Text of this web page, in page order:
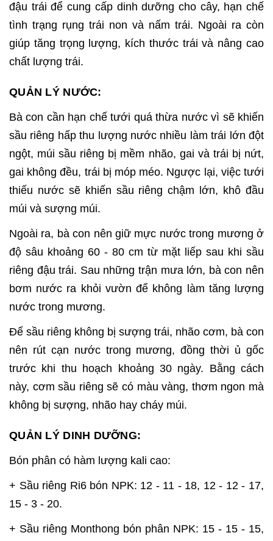
đậu trái để cung cấp dinh dưỡng cho cây, hạn chế
tình trạng rụng trái non và nấm trái. Ngoài ra còn
giúp tăng trọng lượng, kích thước trái và nâng cao
chất lượng trái.
QUẢN LÝ NƯỚC:
Bà con cần hạn chế tưới quá thừa nước vì sẽ khiến
sầu riêng hấp thu lượng nước nhiều làm trái lớn đột
ngột, múi sầu riêng bị mềm nhão, gai và trái bị nứt,
gai không đều, trái bị móp méo. Ngược lại, việc tưới
thiếu nước sẽ khiến sầu riêng chậm lớn, khô đầu
múi và sượng múi.
Ngoài ra, bà con nên giữ mực nước trong mương ở
độ sâu khoảng 60 - 80 cm từ mặt liếp sau khi sầu
riêng đậu trái. Sau những trận mưa lớn, bà con nên
bơm nước ra khỏi vườn để không làm tăng lượng
nước trong mương.
Để sầu riêng không bị sượng trái, nhão cơm, bà con
nên rút cạn nước trong mương, đồng thời ủ gốc
trước khi thu hoạch khoảng 30 ngày. Bằng cách
này, cơm sầu riêng sẽ có màu vàng, thơm ngon mà
không bị sượng, nhão hay cháy múi.
QUẢN LÝ DINH DƯỠNG:
Bón phân có hàm lượng kali cao:
+ Sầu riêng Ri6 bón NPK: 12 - 11 - 18, 12 - 12 - 17,
15 - 3 - 20.
+ Sầu riêng Monthong bón phân NPK: 15 - 15 - 15,